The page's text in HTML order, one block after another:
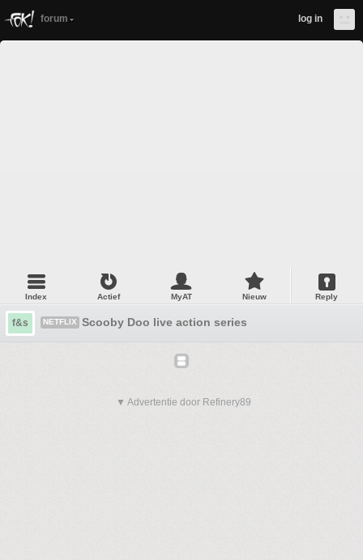
forum log in
Index Actief MyAT Nieuw Reply
f&s NETFLIX Scooby Doo live action series
▼ Advertentie door Refinery89